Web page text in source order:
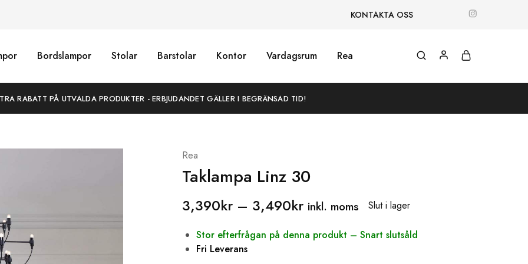
KONTAKTA OSS
Bordslampor Stolar Barstolar Kontor Vardagsrum Rea
RABATT PÅ UTVALDA PRODUKTER - ERBJUDANDET GÄLLER I BEGRÄNSAD TID!
Rea
Taklampa Linz 30
3,390kr – 3,490kr inkl. moms Slut i lager
Stor efterfrågan på denna produkt – Snart slutsåld
Fri Leverans